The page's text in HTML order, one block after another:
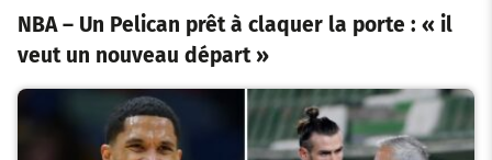
NBA – Un Pelican prêt à claquer la porte : « il
veut un nouveau départ »